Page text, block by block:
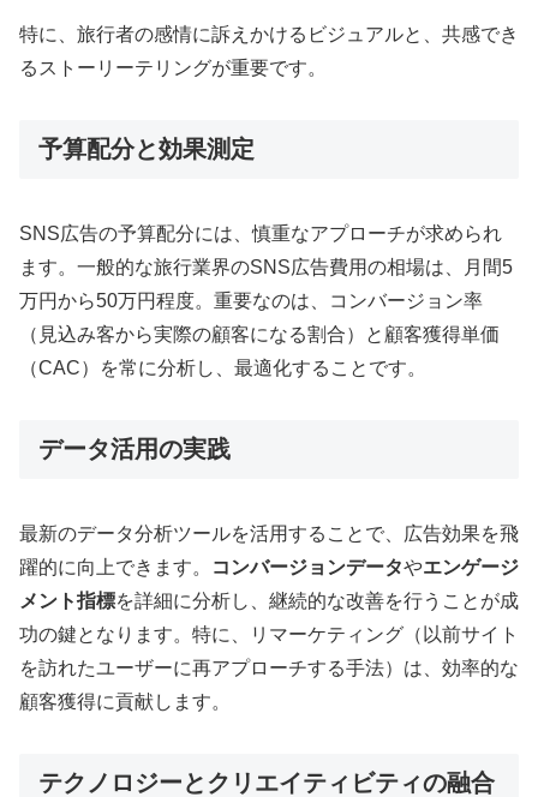
特に、旅行者の感情に訴えかけるビジュアルと、共感でき
るストーリーテリングが重要です。
予算配分と効果測定
SNS広告の予算配分には、慎重なアプローチが求められ
ます。一般的な旅行業界のSNS広告費用の相場は、月間5
万円から50万円程度。重要なのは、コンバージョン率
（見込み客から実際の顧客になる割合）と顧客獲得単価
（CAC）を常に分析し、最適化することです。
データ活用の実践
最新のデータ分析ツールを活用することで、広告効果を飛
躍的に向上できます。
コンバージョンデータやエンゲージ
メント指標を詳細に分析し、継続的な改善を行うことが成
功の鍵となります。特に、リマーケティング（以前サイト
を訪れたユーザーに再アプローチする手法）は、効率的な
顧客獲得に貢献します。
テクノロジーとクリエイティビティの融合